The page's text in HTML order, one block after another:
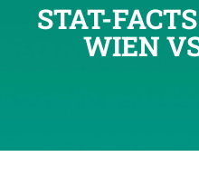
STAT-
WIEN